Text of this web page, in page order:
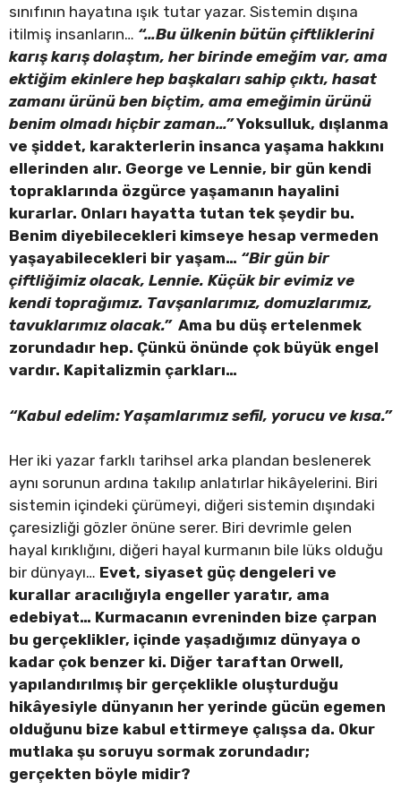
sınıfının hayatına ışık tutar yazar. Sistemin dışına
itilmiş insanların… “…Bu ülkenin bütün çiftliklerini
karış karış dolaştım, her birinde emeğim var, ama
ektiğim ekinlere hep başkaları sahip çıktı, hasat
zamanı ürünü ben biçtim, ama emeğimin ürünü
benim olmadı hiçbir zaman…” Yoksulluk, dışlanma
ve şiddet, karakterlerin insanca yaşama hakkını
ellerinden alır. George ve Lennie, bir gün kendi
topraklarında özgürce yaşamanın hayalini
kurarlar. Onları hayatta tutan tek şeydir bu.
Benim diyebilecekleri kimseye hesap vermeden
yaşayabilecekleri bir yaşam… “Bir gün bir
çiftliğimiz olacak, Lennie. Küçük bir evimiz ve
kendi toprağımız. Tavşanlarımız, domuzlarımız,
tavuklarımız olacak.”Ama bu düş ertelenmek
zorundadır hep. Çünkü önünde çok büyük engel
vardır. Kapitalizmin çarkları…
“Kabul edelim: Yaşamlarımız sefil, yorucu ve kısa.”
Her iki yazar farklı tarihsel arka plandan beslenerek
aynı sorunun ardına takılıp anlatırlar hikâyelerini. Biri
sistemin içindeki çürümeyi, diğeri sistemin dışındaki
çaresizliği gözler önüne serer. Biri devrimle gelen
hayal kırıklığını, diğeri hayal kurmanın bile lüks olduğu
bir dünyayı… Evet, siyaset güç dengeleri ve
kurallar aracılığıyla engeller yaratır, ama
edebiyat… Kurmacanın evreninden bize çarpan
bu gerçeklikler, içinde yaşadığımız dünyaya o
kadar çok benzer ki. Diğer taraftan Orwell,
yapılandırılmış bir gerçeklikle oluşturduğu
hikâyesiyle dünyanın her yerinde gücün egemen
olduğunu bize kabul ettirmeye çalışsa da. Okur
mutlaka şu soruyu sormak zorundadır;
gerçekten böyle midir?